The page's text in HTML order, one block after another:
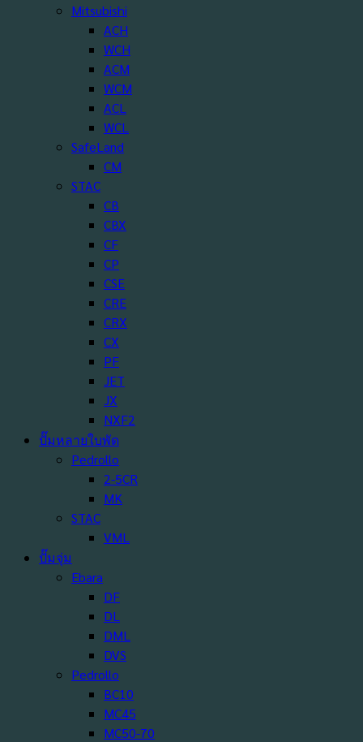
Mitsubishi
ACH
WCH
ACM
WCM
ACL
WCL
SafeLand
CM
STAC
CB
CBX
CF
CP
CSE
CRE
CRX
CX
PF
JET
JX
NXF2
ปั๊มหลายใบพัด
Pedrollo
2-5CR
MK
STAC
VML
ปั๊มจุ่ม
Ebara
DF
DL
DML
DVS
Pedrollo
BC10
MC45
MC50-70